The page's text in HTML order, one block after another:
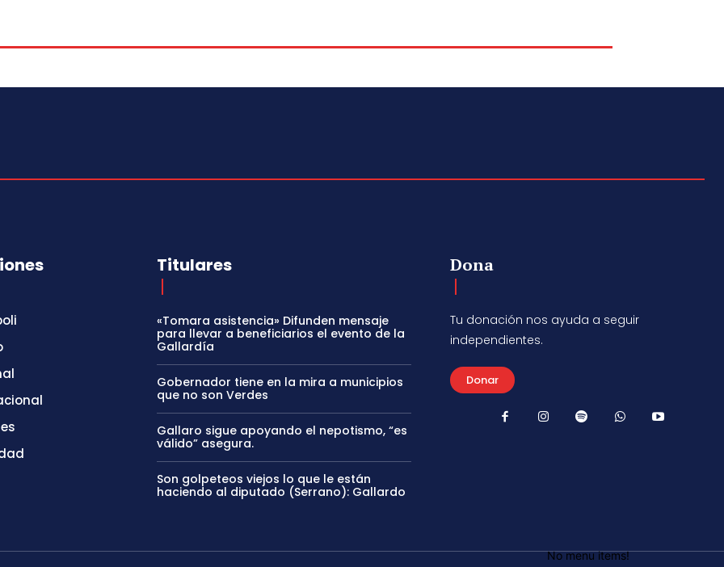
Titulares
«Tomara asistencia» Difunden mensaje
para llevar a beneficiarios el evento de la
Gallardía
Gobernador tiene en la mira a municipios
que no son Verdes
Gallaro sigue apoyando el nepotismo, “es
válido” asegura.
Son golpeteos viejos lo que le están
haciendo al diputado (Serrano): Gallardo
Dona
Tu donación nos ayuda a seguir
independientes.
Donar
No menu items!